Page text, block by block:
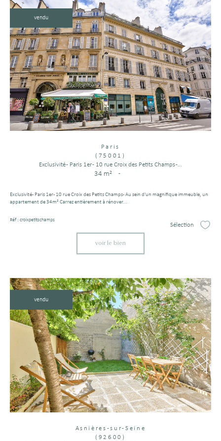
vendu
Paris
(75001)
Exclusivité - Paris 1er - 10 rue Croix des Petits Champs -...
34 m² -
Exclusivité - Paris 1er - 10 rue Croix des Petits Champs - Au sein d'un magnifique immeuble, un
appartement de 34m² Carrez entièrement à rénover...
Réf : croixpetitschamps
Sélection
voir le bien
vendu
Asnières-sur-Seine
(92600)